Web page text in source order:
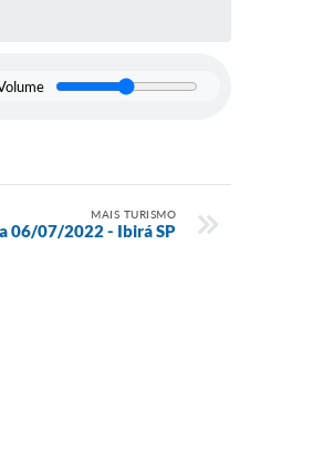
MAIS TURISMO
06/07/2022 - Ibirá SP